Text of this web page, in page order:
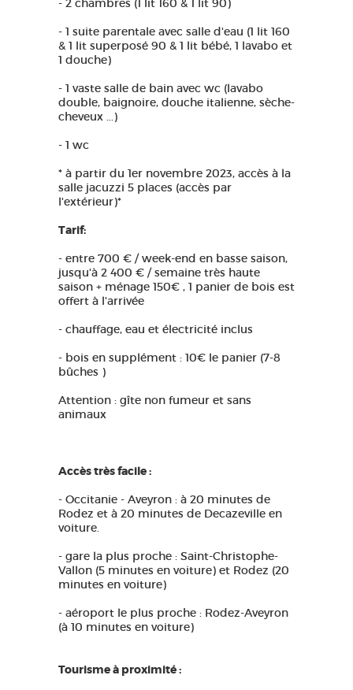
- 2 chambres (1 lit 160 & 1 lit 90)
- 1 suite parentale avec salle d'eau (1 lit 160
& 1 lit superposé 90 & 1 lit bébé, 1 lavabo et
1 douche)
- 1 vaste salle de bain avec wc (lavabo
double, baignoire, douche italienne, sèche-
cheveux ...)
- 1 wc
* à partir du 1er novembre 2023, accès à la
salle jacuzzi 5 places (accès par
l'extérieur)*
Tarif:
- entre 700 € / week-end en basse saison,
jusqu'à 2 400 € / semaine très haute
saison + ménage 150€ , 1 panier de bois est
offert à l'arrivée
- chauffage, eau et électricité inclus
- bois en supplément : 10€ le panier (7-8
bûches )
Attention : gîte non fumeur et sans
animaux
Accès très facile :
- Occitanie - Aveyron : à 20 minutes de
Rodez et à 20 minutes de Decazeville en
voiture.
- gare la plus proche : Saint-Christophe-
Vallon (5 minutes en voiture) et Rodez (20
minutes en voiture)
- aéroport le plus proche : Rodez-Aveyron
(à 10 minutes en voiture)
Tourisme à proximité :